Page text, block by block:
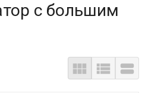
с большим
  